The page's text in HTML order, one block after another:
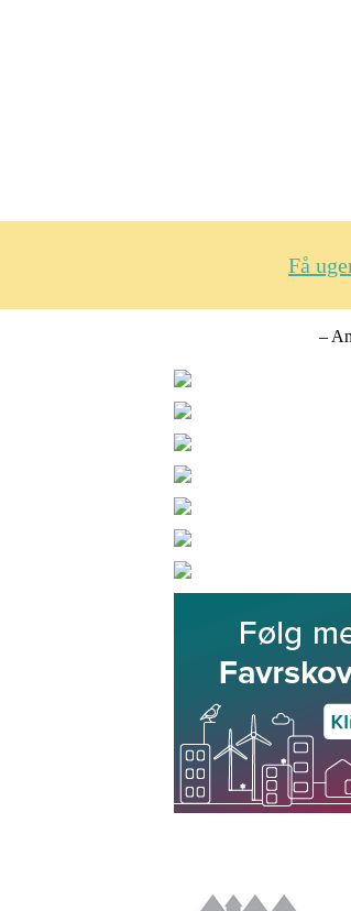
Få
–